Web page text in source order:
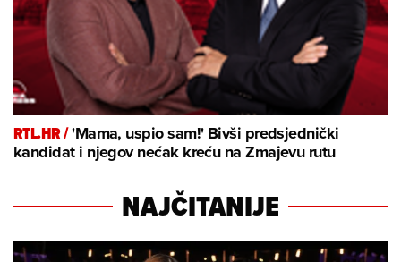
RTL.HR /'Mama, uspio sam!' Bivši predsjednički
kandidat i njegov nećak kreću na Zmajevu rutu
NAJČITANIJE